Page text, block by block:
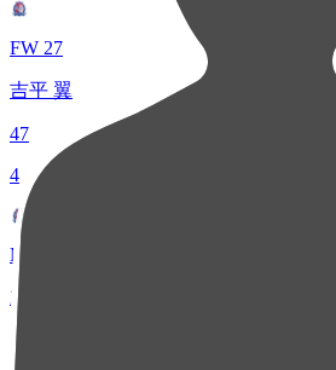
FW 27
吉平 翼
47
4
MF 16
末木 裕也
43